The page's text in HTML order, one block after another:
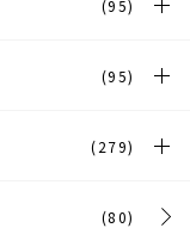
(95)
(95)
(279)
(80)